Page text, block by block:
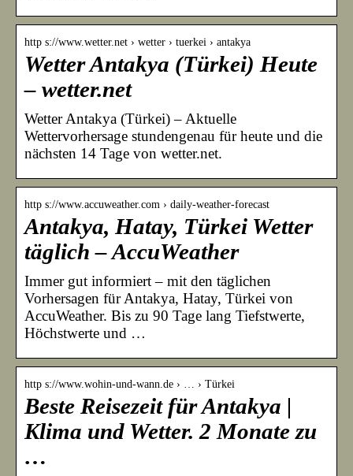
http s://www.wetter.net › wetter › tuerkei › antakya
Wetter Antakya (Türkei) Heute
– wetter.net
Wetter Antakya (Türkei) – Aktuelle
Wettervorhersage stundengenau für heute und die
nächsten 14 Tage von wetter.net.
http s://www.accuweather.com › daily-weather-forecast
Antakya, Hatay, Türkei Wetter
täglich – AccuWeather
Immer gut informiert – mit den täglichen
Vorhersagen für Antakya, Hatay, Türkei von
AccuWeather. Bis zu 90 Tage lang Tiefstwerte,
Höchstwerte und …
http s://www.wohin-und-wann.de › … › Türkei
Beste Reisezeit für Antakya |
Klima und Wetter. 2 Monate zu
…